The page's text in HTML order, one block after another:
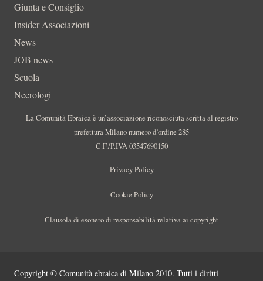
Giunta e Consiglio
Insider-Associazioni
News
JOB news
Scuola
Necrologi
La Comunità Ebraica è un’associazione riconosciuta scritta al registro
prefettura Milano numero d’ordine 285
C.F./P.IVA 03547690150
Privacy Policy
Cookie Policy
Clausola di esonero di responsabilità relativa ai copyright
Copyright © Comunità ebraica di Milano 2010. Tutti i diritti